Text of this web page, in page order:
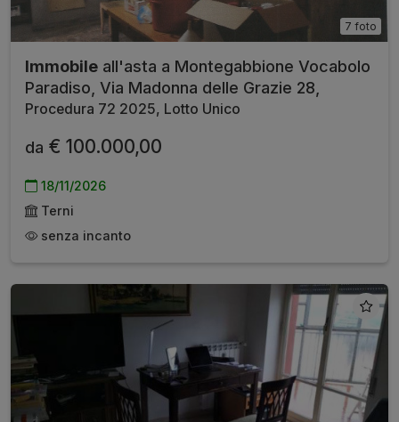
7 foto
Immobile all'asta a Montegabbione Vocabolo
Paradiso, Via Madonna delle Grazie 28,
Procedura 72 2025, Lotto Unico
da € 100.000,00
18/11/2026
Terni
senza incanto